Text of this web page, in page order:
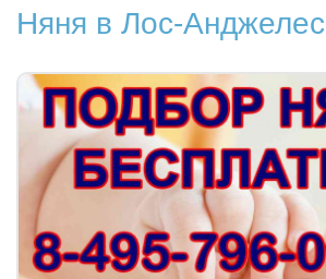
Няня в Лос-Анджелес